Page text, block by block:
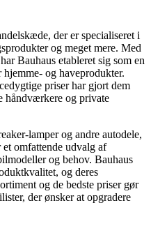
der er specialiseret i
og meget mere. Med
Bauhaus etableret sig som en
og haveprodukter.
priser har gjort dem
håndværkere og private
lamper og andre autodele,
omfattende udvalg af
og behov. Bauhaus
og deres
og de bedste priser gør
der ønsker at opgradere